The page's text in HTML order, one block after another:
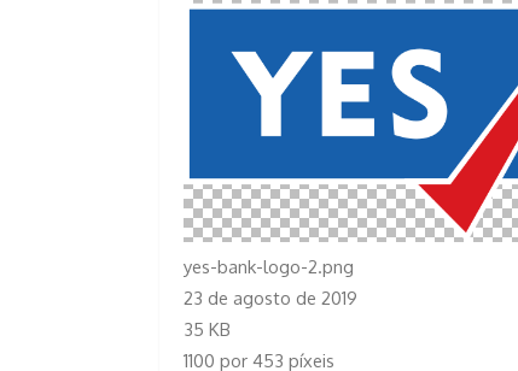
yes-bank-logo-2.png
23 de agosto de 2019
35 KB
1100 por 453 píxeis